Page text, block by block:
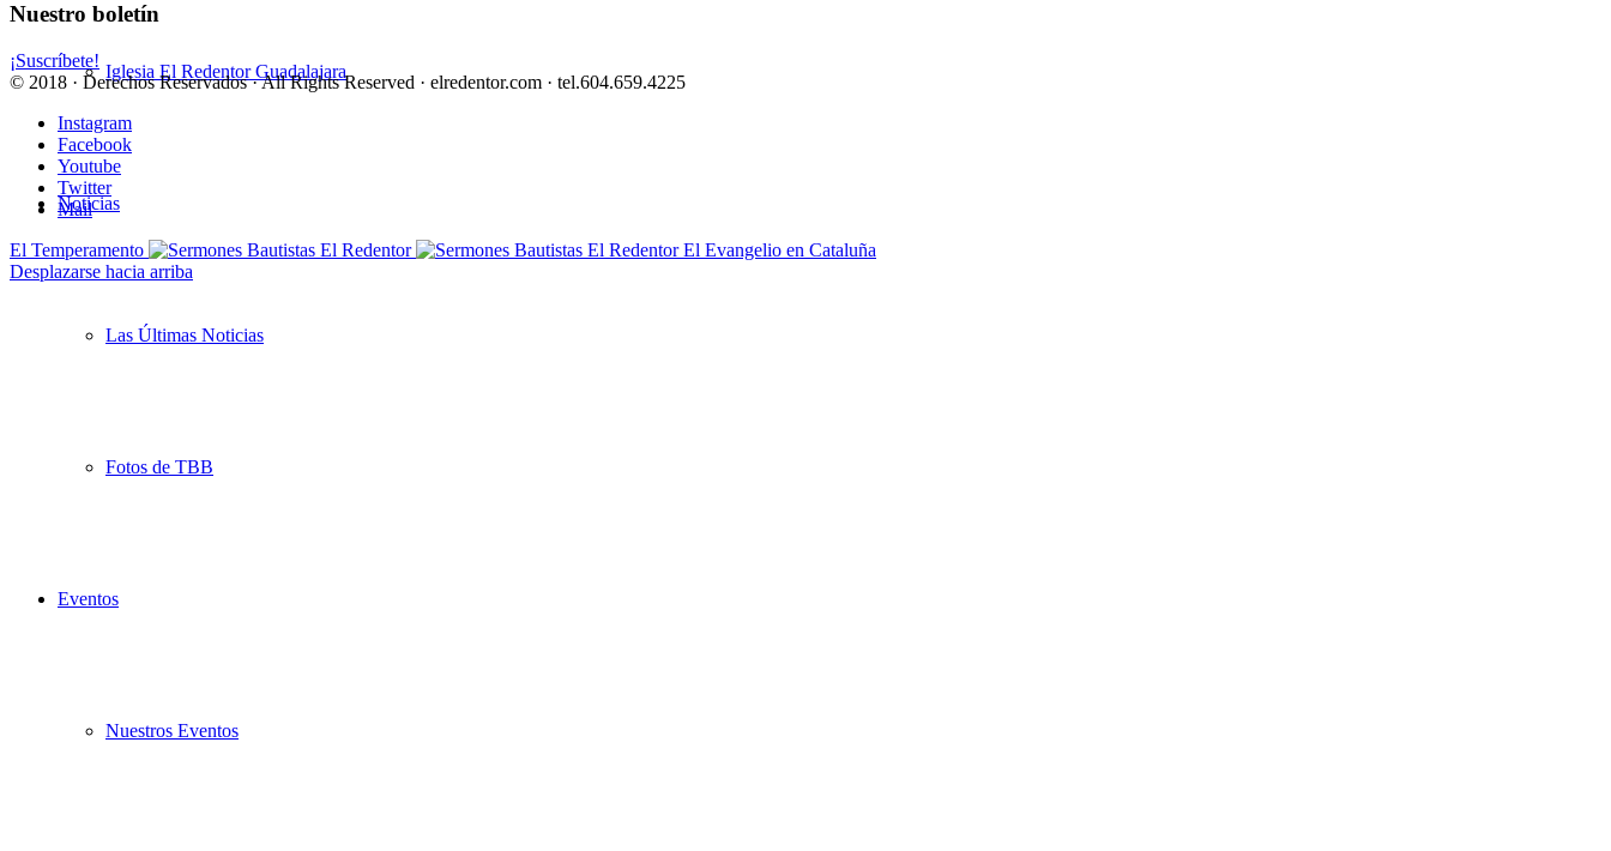
Iglesia El Redentor Guadalajara
Noticias
Las Últimas Noticias
Fotos de TBB
Eventos
Nuestros Eventos
Nuestro boletín
¡Suscríbete!
© 2018 · Derechos Reservados · All Rights Reserved · elredentor.com · tel.604.659.4225
Instagram
Facebook
Youtube
Twitter
Mail
El Temperamento
El Evangelio en Cataluña
Desplazarse hacia arriba